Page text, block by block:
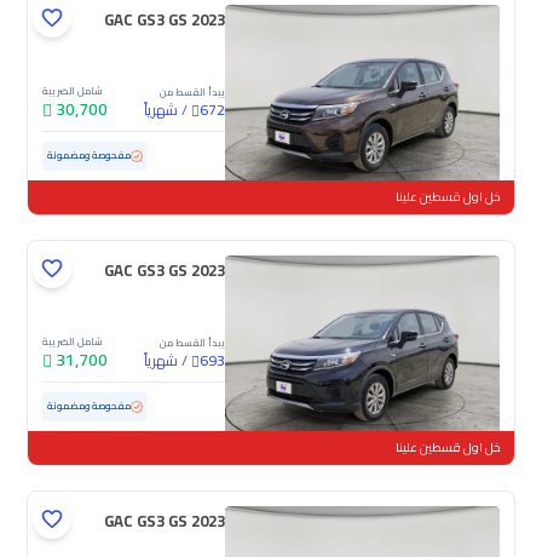
GAC GS3 GS 2023
يبدأ القسط من
672
/شهرياً
شامل الضريبة
30,700
مستعملة 87,240 كم مفحوصة ومضمونة
خل اول قسطين علينا
GAC GS3 GS 2023
يبدأ القسط من
693
/شهرياً
شامل الضريبة
31,700
مستعملة 79,087 كم مفحوصة ومضمونة
خل اول قسطين علينا
GAC GS3 GS 2023